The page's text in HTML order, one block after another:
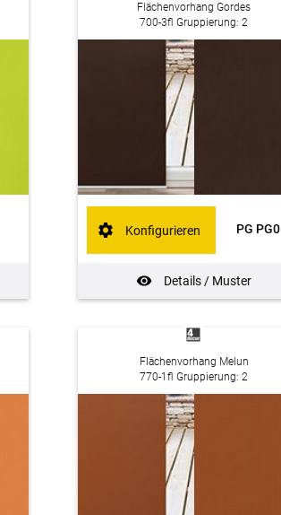
Flächenvorhang Gordes
700-3fl Gruppierung: 2
PG PG0
Details / Muster
Konfigurieren
Flächenvorhang Melun
770-1fl Gruppierung: 2